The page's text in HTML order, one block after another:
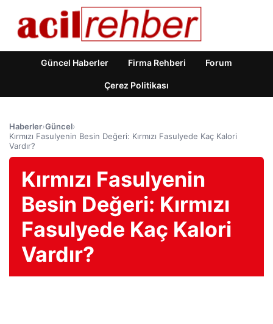
Güncel Haberler Firma Rehberi Forum
Çerez Politikası
Haberler›Güncel›
Kırmızı Fasulyenin Besin Değeri: Kırmızı Fasulyede Kaç Kalori
Vardır?
Kırmızı Fasulyenin
Besin Değeri: Kırmızı
Fasulyede Kaç Kalori
Vardır?